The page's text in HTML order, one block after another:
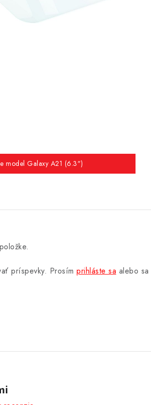
model Galaxy A21 (6.3")
príspevky. Prosím prihláste sa alebo sa